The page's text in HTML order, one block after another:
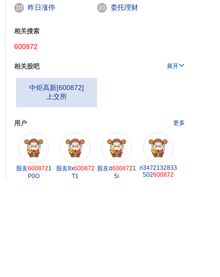
一览
10 昨日涨停 20 委托理财
相关搜索
600872
相关股吧 展开
中炬高新[600872]
上交所
用户 更多
股友6008721
P0O
股友8x600872
T1
股友d6008721
5i
n3472132833
502600872